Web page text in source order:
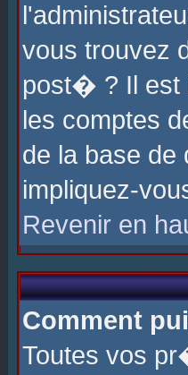
vous trouvez
post� ? Il est
les comptes
de la base
impliquez-
Revenir en
Comment
Toutes vos